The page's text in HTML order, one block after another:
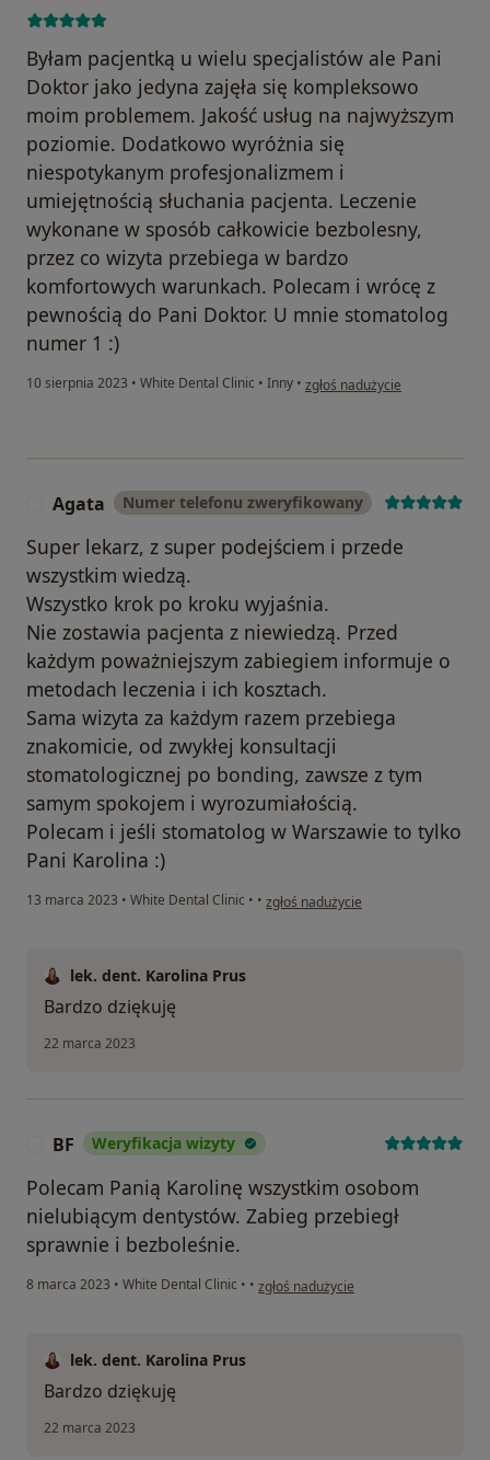
Byłam pacjentką u wielu specjalistów ale Pani
Doktor jako jedyna zajęła się kompleksowo
moim problemem. Jakość usług na najwyższym
poziomie. Dodatkowo wyróżnia się
niespotykanym profesjonalizmem i
umiejętnością słuchania pacjenta. Leczenie
wykonane w sposób całkowicie bezbolesny,
przez co wizyta przebiega w bardzo
komfortowych warunkach. Polecam i wrócę z
pewnością do Pani Doktor. U mnie stomatolog
numer 1 :)
10 sierpnia 2023 • White Dental Clinic • Inny • w opinii użytkownika Paulina
zgłoś nadużycie
Agata Numer telefonu zweryfikowany
Super lekarz, z super podejściem i przede
wszystkim wiedzą.
Wszystko krok po kroku wyjaśnia.
Nie zostawia pacjenta z niewiedzą. Przed
każdym poważniejszym zabiegiem informuje o
metodach leczenia i ich kosztach.
Sama wizyta za każdym razem przebiega
znakomicie, od zwykłej konsultacji
stomatologicznej po bonding, zawsze z tym
samym spokojem i wyrozumiałością.
Polecam i jeśli stomatolog w Warszawie to tylko
Pani Karolina :)
13 marca 2023 • White Dental Clinic • • w opinii użytkownika Agata
zgłoś nadużycie
lek. dent. Karolina Prus
Bardzo dziękuję
22 marca 2023
BF Weryfikacja wizyty
Polecam Panią Karolinę wszystkim osobom
nielubiącym dentystów. Zabieg przebiegł
sprawnie i bezboleśnie.
8 marca 2023 • White Dental Clinic • • w opinii użytkownika BF
zgłoś nadużycie
lek. dent. Karolina Prus
Bardzo dziękuję
22 marca 2023